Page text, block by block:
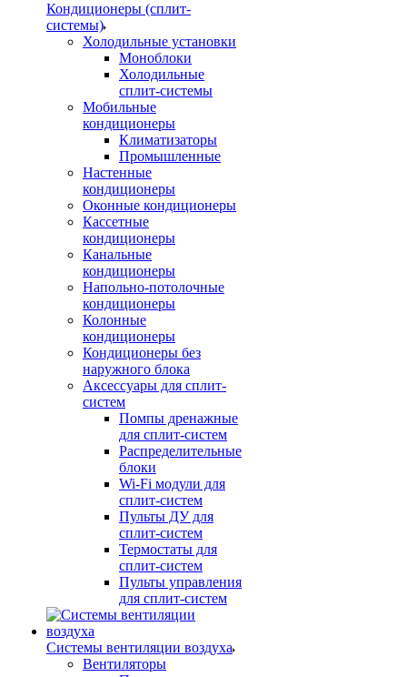
Кондиционеры (сплит-
системы)
Холодильные установки
Моноблоки
Холодильные
сплит-системы
Мобильные
кондиционеры
Климатизаторы
Промышленные
Настенные
кондиционеры
Оконные кондиционеры
Кассетные
кондиционеры
Канальные
кондиционеры
Напольно-потолочные
кондиционеры
Колонные
кондиционеры
Кондиционеры без
наружного блока
Аксессуары для сплит-
систем
Помпы дренажные
для сплит-систем
Распределительные
блоки
Wi-Fi модули для
сплит-систем
Пульты ДУ для
сплит-систем
Термостаты для
сплит-систем
Пульты управления
для сплит-систем
Системы вентиляции воздуха
Вентиляторы